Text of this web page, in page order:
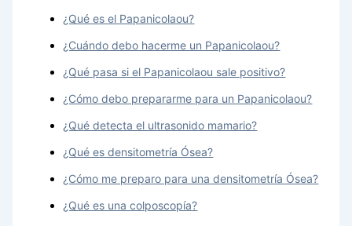
¿Qué es el Papanicolaou?
¿Cuándo debo hacerme un Papanicolaou?
¿Qué pasa si el Papanicolaou sale positivo?
¿Cómo debo prepararme para un Papanicolaou?
¿Qué detecta el ultrasonido mamario?
¿Qué es densitometría Ósea?
¿Cómo me preparo para una densitometría Ósea?
¿Qué es una colposcopía?